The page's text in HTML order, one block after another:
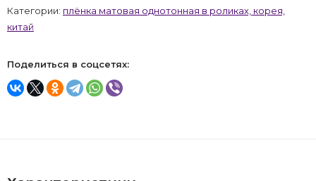
Категории: плёнка матовая однотонная в роликах, корея,
китай
Поделиться в соцсетях: